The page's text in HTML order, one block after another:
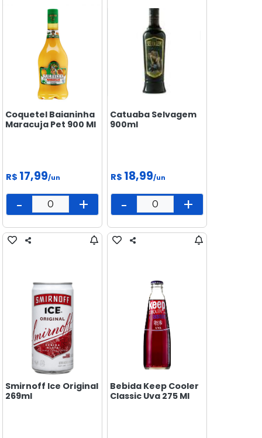
ELETRÔNICOS
TECNOLOGIA
FRIOS E
LIMPEZA
MERCEARIA
PADARIA
PEIXARIA
PET
Coquetel Baianinha
Maracuja Pet 900 Ml
R$ 17,99/un
- +
Catuaba Selvagem
900ml
R$ 18,99/un
- +
Smirnoff Ice Original
269ml
Bebida Keep Cooler
Classic Uva 275 Ml